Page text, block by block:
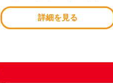
詳細を見る